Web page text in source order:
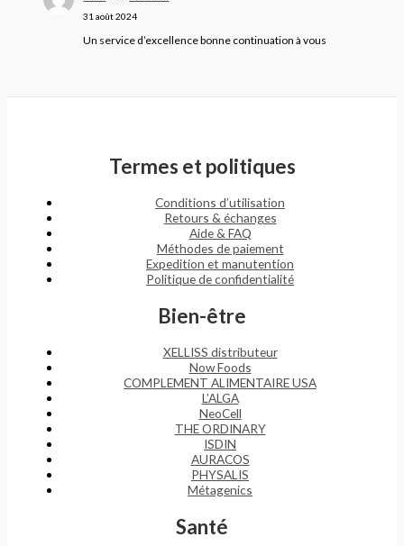
31 août 2024
Un service d’excellence bonne continuation à vous
Termes et politiques
Conditions d’utilisation
Retours & échanges
Aide & FAQ
Méthodes de paiement
Expedition et manutention
Politique de confidentialité
Bien-être
XELLISS distributeur
Now Foods
COMPLEMENT ALIMENTAIRE USA
L’ALGA
NeoCell
THE ORDINARY
ISDIN
AURACOS
PHYSALIS
Métagenics
Santé